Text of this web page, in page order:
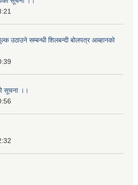
उठाउने सम्बन्धी शिलबन्दी बोलपत्र आब्हानको
सूचना ।।